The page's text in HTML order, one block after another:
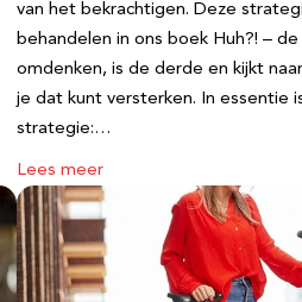
van het bekrachtigen. Deze
behandelen in ons boek Huh?! –
omdenken, is de derde en kijkt
je dat kunt versterken. In essentie
strategie:…
Lees meer